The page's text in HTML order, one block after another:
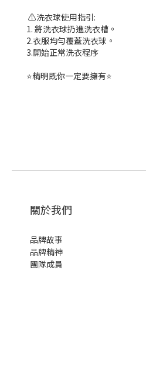
⚠️洗衣球使用指引:
1. 將洗衣球扔進洗衣槽。
2.衣服均勻覆蓋洗衣球。
3.開始正常洗衣程序
⭐精明既你一定要擁有⭐
關於我們
品牌故事
品牌精神
團隊成員